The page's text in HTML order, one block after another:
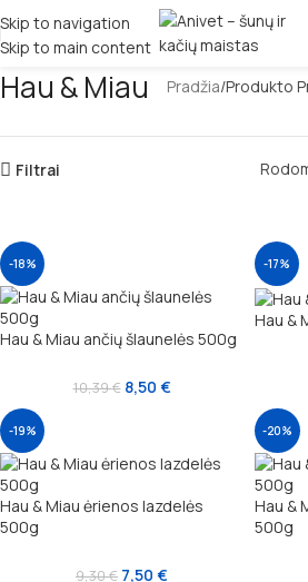
Skip to navigation
Skip to main content
Hau & Miau Pradžia Produkto
Filtrai
-18%
Hau & Miau ančių šlaunelės 500g
10,39€ 8,50 €
-17%
Hau &
-19%
Hau & Miau ėrienos lazdelės
500g
9,30€ 7,50 €
-20%
Hau &
500g